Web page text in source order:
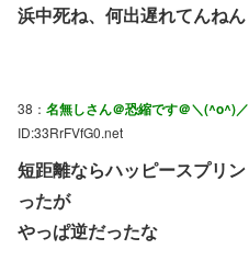
浜中死ね、何出遅れてんねん
38： 名無しさん＠恐縮です＠＼(^o^)／
ID:33RrFVfG0.net
短距離ならハッピースプリ
ったが
やっぱ逆だったな